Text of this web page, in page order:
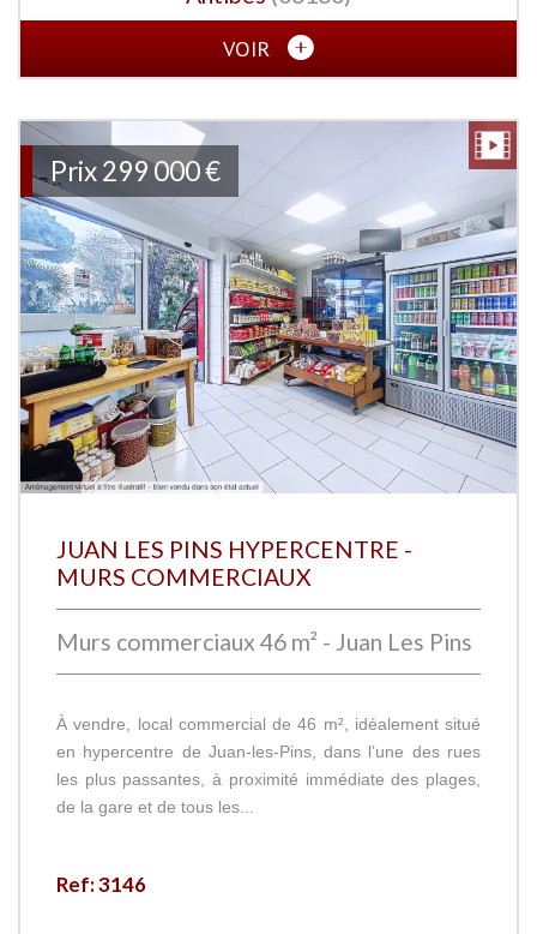
VOIR
Prix299 000 €
JUAN LES PINS HYPERCENTRE -
MURS COMMERCIAUX
Murs commerciaux 46 m² - Juan Les Pins
À vendre, local commercial de 46 m², idéalement situé
en hypercentre de Juan-les-Pins, dans l’une des rues
les plus passantes, à proximité immédiate des plages,
de la gare et de tous les...
Ref: 3146